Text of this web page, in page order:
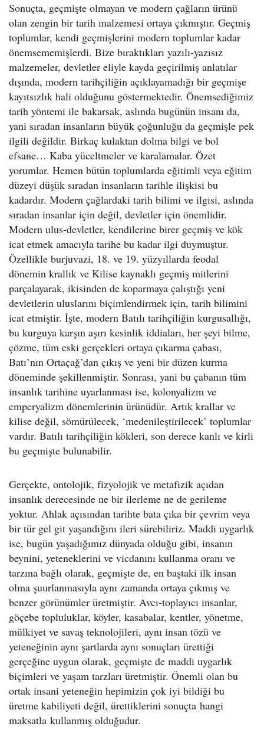
Sonuçta, geçmişte olmayan ve modern çağların ürünü
olan zengin bir tarih malzemesi ortaya çıkmıştır. Geçmiş
toplumlar, kendi geçmişlerini modern toplumlar kadar
önemsememişlerdi. Bize bıraktıkları yazılı-yazısız
malzemeler, devletler eliyle kayda geçirilmiş anlatılar
dışında, modern tarihçiliğin açıklayamadığı bir geçmişe
kayıtsızlık hali olduğunu göstermektedir. Önemsediğimiz
tarih yöntemi ile bakarsak, aslında bugünün insanı da,
yani sıradan insanların büyük çoğunluğu da geçmişle pek
ilgili değildir. Birkaç kulaktan dolma bilgi ve bol
efsane… Kaba yüceltmeler ve karalamalar. Özet
yorumlar. Hemen bütün toplumlarda eğitimli veya eğitim
düzeyi düşük sıradan insanların tarihle ilişkisi bu
kadardır. Modern çağlardaki tarih bilimi ve ilgisi, aslında
sıradan insanlar için değil, devletler için önemlidir.
Modern ulus-devletler, kendilerine birer geçmiş ve kök
icat etmek amacıyla tarihe bu kadar ilgi duymuştur.
Özellikle burjuvazi, 18. ve 19. yüzyıllarda feodal
dönemin krallık ve Kilise kaynaklı geçmiş mitlerini
parçalayarak, ikisinden de koparmaya çalıştığı yeni
devletlerin uluslarını biçimlendirmek için, tarih bilimini
icat etmiştir. İşte, modern Batılı tarihçiliğin kurgusallığı,
bu kurguya karşın aşırı kesinlik iddiaları, her şeyi bilme,
çözme, tüm eski gerçekleri ortaya çıkarma çabası,
Batı’nın Ortaçağ’dan çıkış ve yeni bir düzen kurma
döneminde şekillenmiştir. Sonrası, yani bu çabanın tüm
insanlık tarihine uyarlanması ise, kolonyalizm ve
emperyalizm dönemlerinin ürünüdür. Artık krallar ve
kilise değil, sömürülecek, ‘medenileştirilecek’ toplumlar
vardır. Batılı tarihçiliğin kökleri, son derece kanlı ve kirli
bu geçmişte bulunabilir.
Gerçekte, ontolojik, fizyolojik ve metafizik açıdan
insanlık derecesinde ne bir ilerleme ne de gerileme
yoktur. Ahlak açısından tarihte bata çıka bir çevrim veya
bir tür gel git yaşandığını ileri sürebiliriz. Maddi uygarlık
ise, bugün yaşadığımız dünyada olduğu gibi, insanın
beynini, yeteneklerini ve vicdanını kullanma oranı ve
tarzına bağlı olarak, geçmişte de, en baştaki ilk insan
olma şuurlanmasıyla aynı zamanda ortaya çıkmış ve
benzer görünümler üretmiştir. Avcı-toplayıcı insanlar,
göçebe topluluklar, köyler, kasabalar, kentler, yönetme,
mülkiyet ve savaş teknolojileri, aynı insan tözü ve
yeteneğinin aynı şartlarda aynı sonuçları ürettiği
gerçeğine uygun olarak, geçmişte de maddi uygarlık
biçimleri ve yaşam tarzları üretmiştir. Önemli olan bu
ortak insani yeteneğin hepimizin çok iyi bildiği bu
üretme kabiliyeti değil, ürettiklerini sonuçta hangi
maksatla kullanmış olduğudur.